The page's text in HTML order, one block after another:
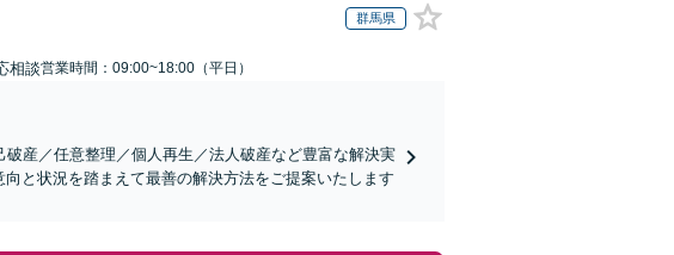
群馬県
相談営業時間：09:00~18:00（平日）
産／任意整理／個人再生／法人破産など豊富な解決実
と状況を踏まえて最善の解決方法をご提案いたします